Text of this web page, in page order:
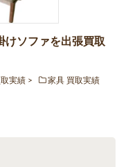
けソファを出張買取
実績 家具 買取実績